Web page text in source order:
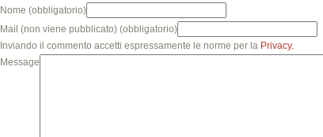
Nome (obbligatorio)
Mail (non viene pubblicato) (obbligatorio)
Inviando il commento accetti espressamente le norme per la Privacy.
Message